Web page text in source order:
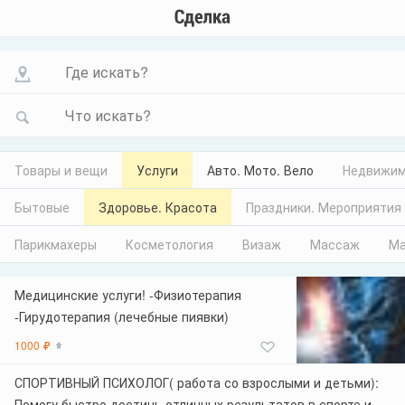
Где искать?
Что искать?
Товары и вещи Услуги Авто. Мото. Вело
Бытовые Здоровье. Красота Праздники. Мероприятия
Парикмахеры Косметология Визаж Массаж
Медицинские услуги! -Физиотерапия
-Гирудотерапия (лечебные пиявки)
Контактные данные: Телефоны: +7 (705)
+7 (747) 6607202 mag_om@mail.ru
1000 ₽
СПОРТИВНЫЙ ПСИХОЛОГ( работа со взрослыми и детьми):